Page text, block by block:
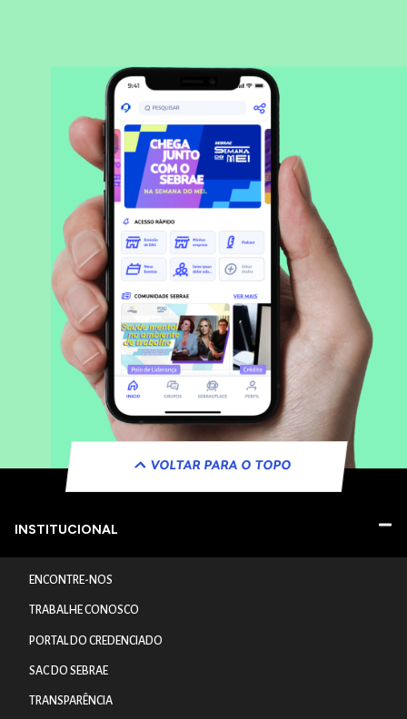
VOLTAR PARA O TOPO
INSTITUCIONAL
ENCONTRE-NOS
TRABALHE CONOSCO
PORTAL DO CREDENCIADO
SAC DO SEBRAE
TRANSPARÊNCIA